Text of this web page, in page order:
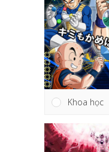
Khoa học